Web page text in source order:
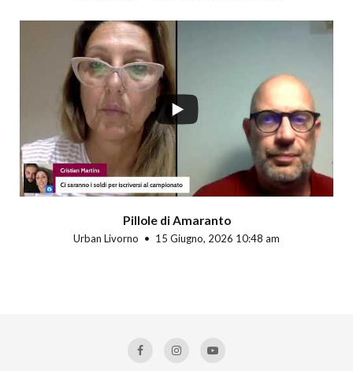
Pillole di Amaranto
Urban Livorno 15 Giugno, 2026 10:48 am